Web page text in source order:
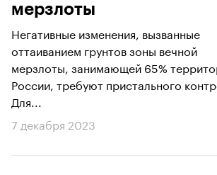
мерзлоты
Негативные изменения, вызванные
оттаиванием грунтов зоны вечной
мерзлоты, занимающей 65%
России, требуют пристального
Для...
7 декабря 2023